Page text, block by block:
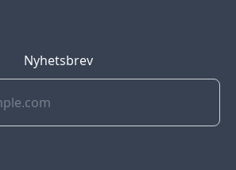
Nyhetsbrev